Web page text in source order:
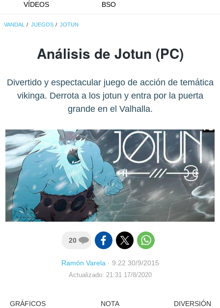
VÍDEOS
BSO
VANDAL JUEGOS JOTUN
Análisis de Jotun (PC)
Divertido y espectacular juego de acción de temática
vikinga. Derrota a los jotun y entra por la puerta
grande en el Valhalla.
20
Ramón Varela · 9:22 30/9/2015
Actualizado: 21:31 17/8/2020
GRÁFICOS NOTA DIVERSIÓN